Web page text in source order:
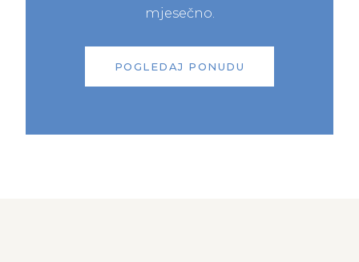
mjesečno.
POGLEDAJ PONUDU